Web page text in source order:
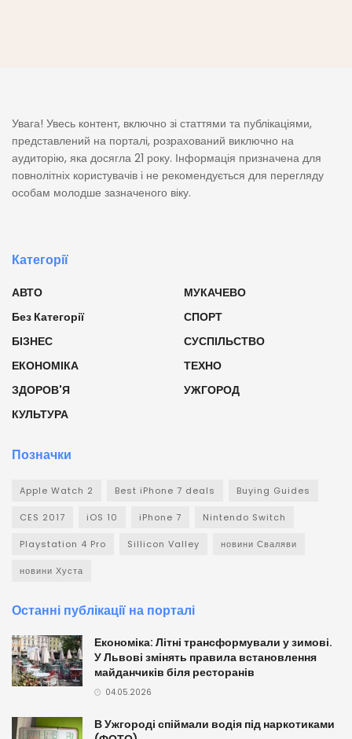
Увага! Увесь контент, включно зі статтями та публікаціями,
представлений на порталі, розрахований виключно на
аудиторію, яка досягла 21 року. Інформація призначена для
повнолітніх користувачів і не рекомендується для перегляду
особам молодше зазначеного віку.
Категорії
АВТО
Без Категорії
БІЗНЕС
ЕКОНОМІКА
ЗДОРОВ'Я
КУЛЬТУРА
МУКАЧЕВО
СПОРТ
СУСПІЛЬСТВО
ТЕХНО
УЖГОРОД
Позначки
Apple Watch 2 Best iPhone 7 deals Buying Guides
CES 2017 iOS 10 iPhone 7 Nintendo Switch
Playstation 4 Pro Sillicon Valley новини Сваляви
новини Хуста
Останні публікації на порталі
Економіка: Літні трансформували у зимові.
У Львові змінять правила встановлення
майданчиків біля ресторанів
04.05.2026
В Ужгороді спіймали водія під наркотиками